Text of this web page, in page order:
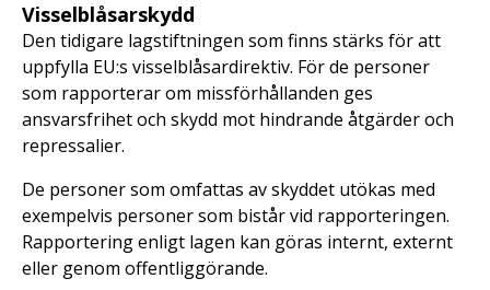
Visselblåsarskydd
Den tidigare lagstiftningen som finns stärks för att
uppfylla EU:s visselblåsardirektiv. För de personer
som rapporterar om missförhållanden ges
ansvarsfrihet och skydd mot hindrande åtgärder och
repressalier.
De personer som omfattas av skyddet utökas med
exempelvis personer som bistår vid rapporteringen.
Rapportering enligt lagen kan göras internt, externt
eller genom offentliggörande.